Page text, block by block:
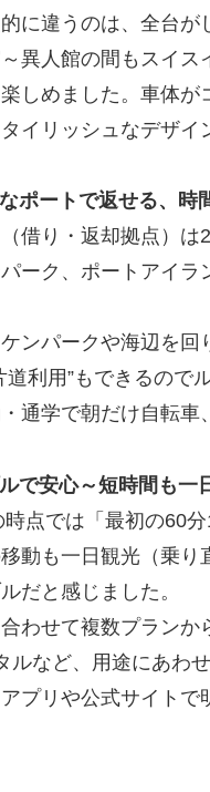
に違うのは、全台
異人館の間もスイ
しめました。車体
イリッシュなデザイ
ポートで返せる、時
借り・返却拠点）は
ーク、ポートアイ
ンパークや海辺を
道利用”もできるの
通学で朝だけ自転車
で安心～短時間も一
点では「最初の60
動も一日観光（乗
だと感じました。
わせて複数プラン
ルなど、用途にあわ
プリや公式サイト